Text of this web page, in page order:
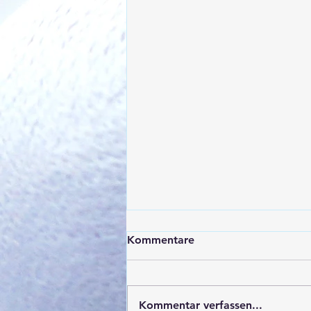
Kommentare
Kommentar verfassen...